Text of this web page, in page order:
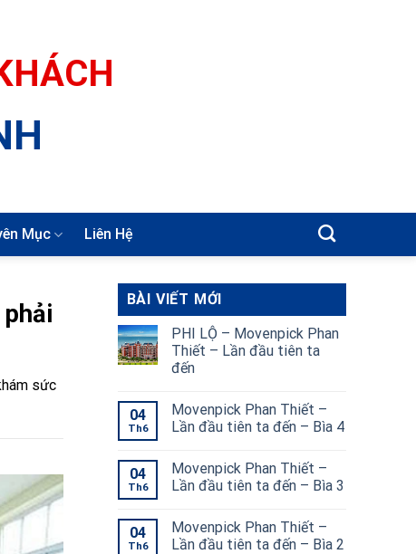
Mục Liên Hệ
sức
BÀI VIẾT MỚI
PHI LỘ – Movenpick Phan
Thiết – Lần đầu tiên ta
đến
04
Th6
Movenpick Phan Thiết –
Lần đầu tiên ta đến – Bìa 4
04
Th6
Movenpick Phan Thiết –
Lần đầu tiên ta đến – Bìa 3
04
Th6
Movenpick Phan Thiết –
Lần đầu tiên ta đến – Bìa 2